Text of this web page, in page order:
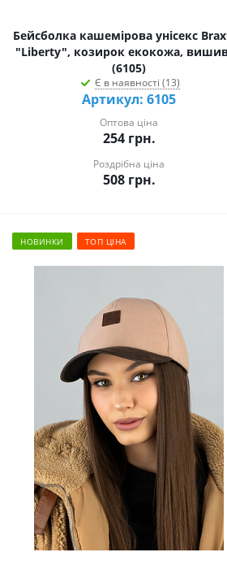
Бейсболка кашемірова унісекс
"Liberty", козирок екокожа,
(6105)
Є в наявності (13)
Артикул: 6105
Оптова ціна
254грн.
Роздрібна ціна
508грн.
НОВИНКИ ТОП ЦІНА